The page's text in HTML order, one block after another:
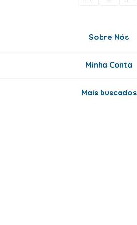
Sobre Nós
Minha Conta
Mais buscados